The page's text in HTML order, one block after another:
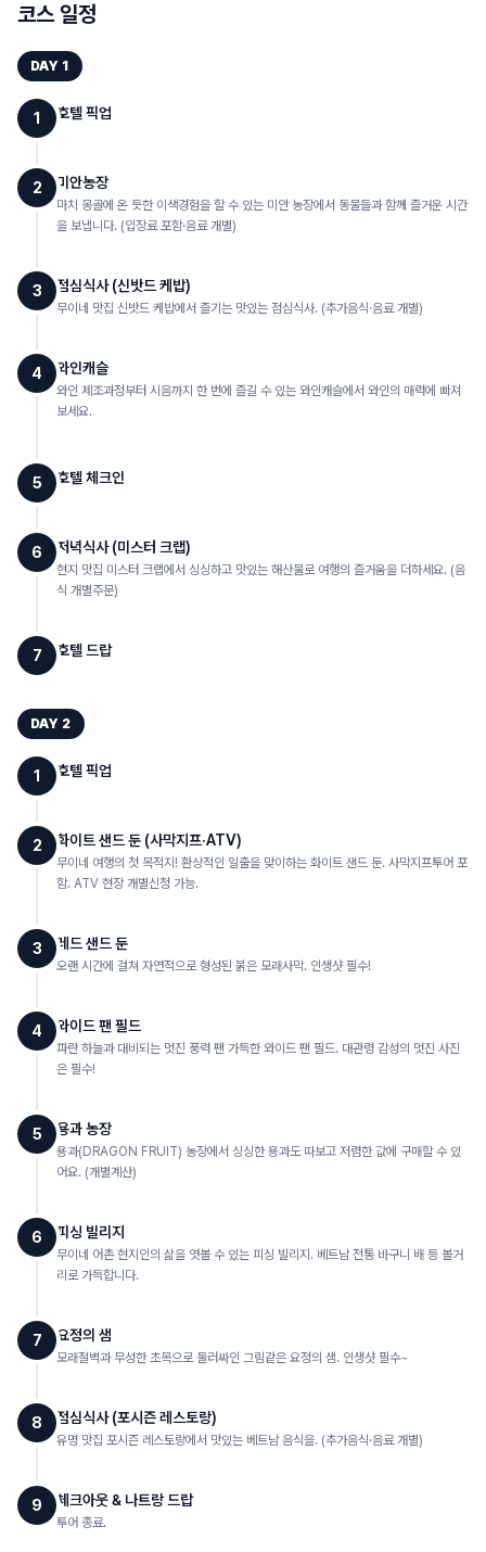
코스 일정
DAY 1
1 호텔 픽업
2 미안농장
마치 몽골에 온 듯한 이색경험을 할 수 있는 미안 농장에서 동물들과 함께 즐거운 시간
을 보냅니다. (입장료 포함·음료 개별)
3 점심식사 (신밧드 케밥)
무이네 맛집 신밧드 케밥에서 즐기는 맛있는 점심식사. (추가음식·음료 개별)
4 와인캐슬
와인 제조과정부터 시음까지 한 번에 즐길 수 있는 와인캐슬에서 와인의 매력에 빠져
보세요.
5 호텔 체크인
6 저녁식사 (미스터 크랩)
현지 맛집 미스터 크랩에서 싱싱하고 맛있는 해산물로 여행의 즐거움을 더하세요. (음
식 개별주문)
7 호텔 드랍
DAY 2
1 호텔 픽업
2 화이트 샌드 둔 (사막지프·ATV)
무이네 여행의 첫 목적지! 환상적인 일출을 맞이하는 화이트 샌드 둔. 사막지프투어 포
함. ATV 현장 개별신청 가능.
3 레드 샌드 둔
오랜 시간에 걸쳐 자연적으로 형성된 붉은 모래사막. 인생샷 필수!
4 와이드 팬 필드
파란 하늘과 대비되는 멋진 풍력 팬 가득한 와이드 팬 필드. 대관령 감성의 멋진 사진
은 필수!
5 용과 농장
용과(DRAGON FRUIT) 농장에서 싱싱한 용과도 따보고 저렴한 값에 구매할 수 있
어요. (개별계산)
6 피싱 빌리지
무이네 어촌 현지인의 삶을 엿볼 수 있는 피싱 빌리지. 베트남 전통 바구니 배 등 볼거
리로 가득합니다.
7 요정의 샘
모래절벽과 무성한 초목으로 둘러싸인 그림같은 요정의 샘. 인생샷 필수~
8 점심식사 (포시즌 레스토랑)
유명 맛집 포시즌 레스토랑에서 맛있는 베트남 음식을. (추가음식·음료 개별)
9 체크아웃 & 나트랑 드랍
투어 종료.